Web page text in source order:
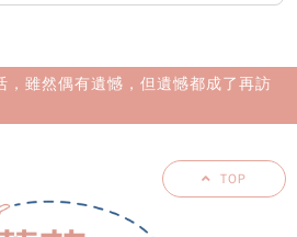
，雖然偶有遺憾，但遺憾都成了再訪
TOP